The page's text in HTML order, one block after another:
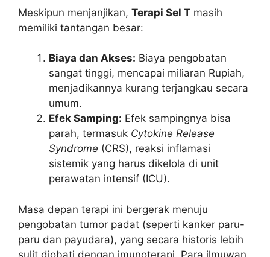
Meskipun menjanjikan, Terapi Sel T masih
memiliki tantangan besar:
Biaya dan Akses: Biaya pengobatan
sangat tinggi, mencapai miliaran Rupiah,
menjadikannya kurang terjangkau secara
umum.
Efek Samping: Efek sampingnya bisa
parah, termasuk Cytokine Release
Syndrome (CRS), reaksi inflamasi
sistemik yang harus dikelola di unit
perawatan intensif (ICU).
Masa depan terapi ini bergerak menuju
pengobatan tumor padat (seperti kanker paru-
paru dan payudara), yang secara historis lebih
sulit diobati dengan imunoterapi. Para ilmuwan